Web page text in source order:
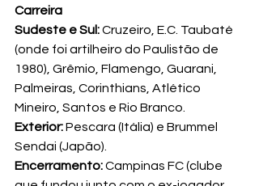
Carreira
Sudeste e Sul: Cruzeiro, E.C. Taubaté
(onde foi artilheiro do Paulistão de
1980), Grêmio, Flamengo, Guarani,
Palmeiras, Corinthians, Atlético
Mineiro, Santos e Rio Branco.
Exterior: Pescara (Itália) e Brummel
Sendai (Japão).
Encerramento: Campinas FC (clube